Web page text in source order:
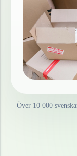
Över 10 000